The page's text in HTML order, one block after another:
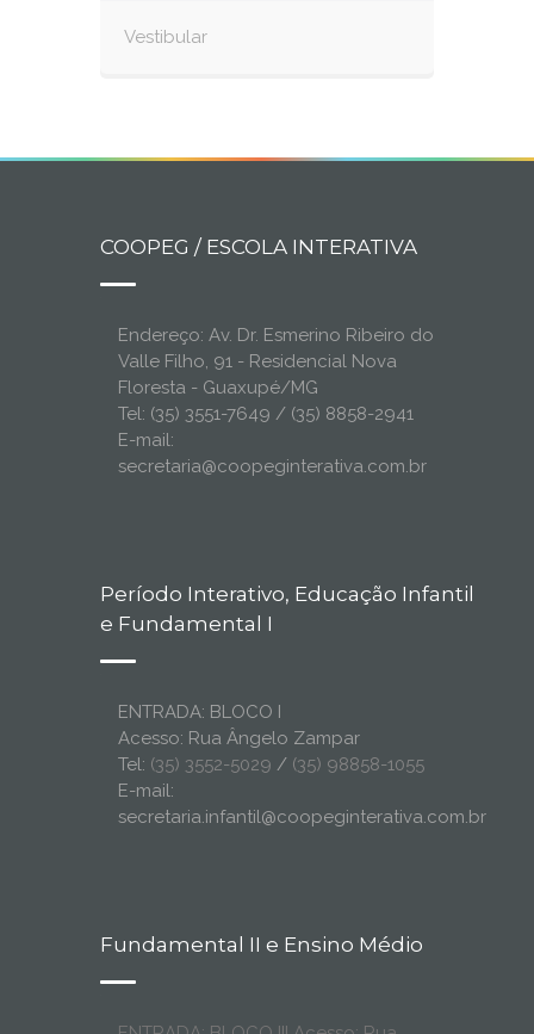
Vestibular
COOPEG / ESCOLA INTERATIVA
Endereço: Av. Dr. Esmerino Ribeiro do
Valle Filho, 91 - Residencial Nova
Floresta - Guaxupé/MG
Tel: (35) 3551-7649 / (35) 8858-2941
E-mail:
secretaria@coopeginterativa.com.br
Período Interativo, Educação Infantil
e Fundamental I
ENTRADA: BLOCO I
Acesso: Rua Ângelo Zampar
Tel: (35) 3552-5029 / (35) 98858-1055
E-mail:
secretaria.infantil@coopeginterativa.com.br
Fundamental II e Ensino Médio